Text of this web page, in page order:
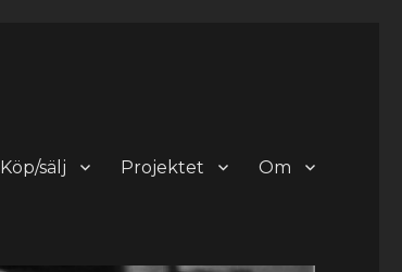
Köp/sälj Projektet Om